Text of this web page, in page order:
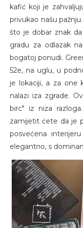
kafić koji je
privukao našu
što je dobar znak
gradu za odlazak
bogatoj ponudi.
52e, na uglu, u
je lokaciji, a za one
nalazi iza zgrade.
birc" iz niza
zamijetit ćete da je
posvećena
elegantno, s